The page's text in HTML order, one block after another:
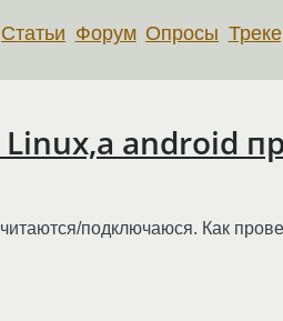
Статьи Форум Опросы
android
подключаюся. Как